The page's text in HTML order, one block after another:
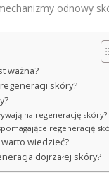
odnowy
ważna?
skóry?
na regenerację skóry?
regenerację
wiedzieć?
dojrzałej skóry?